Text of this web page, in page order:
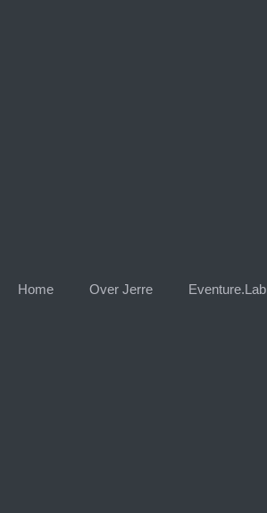
Home Over Jerre Eventure.Lab